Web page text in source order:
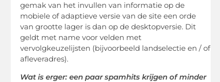
gemak van het invullen van informatie op de
mobiele of adaptieve versie van de site een orde
van grootte lager is dan op de desktopversie. Dit
geldt met name voor velden met
vervolgkeuzelijsten (bijvoorbeeld landselectie en / of
afleveradres).
Wat is erger: een paar spamhits krijgen of minder